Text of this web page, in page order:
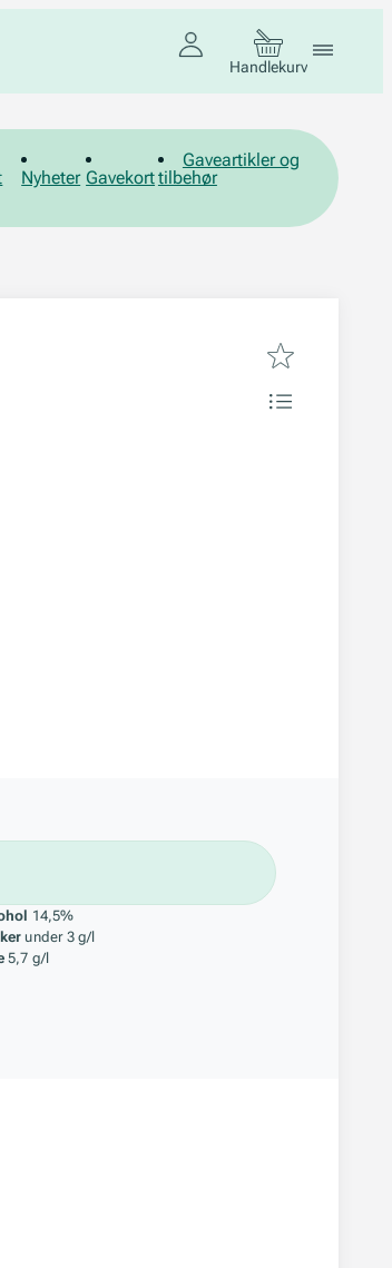
Handlekurv
Nyheter Gavekort
Gaveartikler og
tilbehør
14,5%
under 3 g/l
5,7 g/l